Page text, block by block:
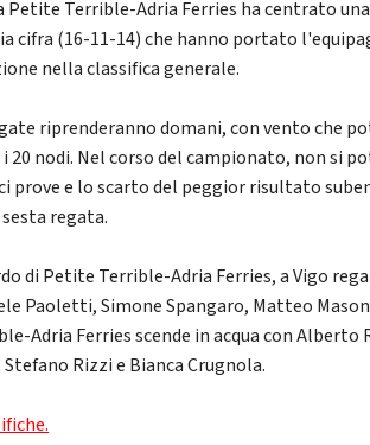
Petite Terrible-Adria Ferries ha centrato
cifra (16-11-14) che hanno portato
nella classifica generale.
riprenderanno domani, con vento che
20 nodi. Nel corso del campionato, non si
prove e lo scarto del peggior risultato
regata.
di Petite Terrible-Adria Ferries, a Vigo
Paoletti, Simone Spangaro, Matteo
Adria Ferries scende in acqua con Alberto
Stefano Rizzi e Bianca Crugnola.